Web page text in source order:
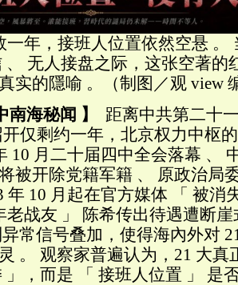
一年，接班人位置依然空悬 。
、 无人接盘之际，这张空著的
实的隱喻 。（制图／观 view
南海秘闻 】
距离中共第二十
开仅剩约一年，北京权力中枢
10 月二十届四中全会落幕 、
被开除党籍军籍 、 原政治局
年 10 月起在官方媒体 「 被消
老战友 」 陈希传出待遇遭断
常信号叠加，使得海內外对
。 观察家普遍认为，21 大真
」，而是 「 接班人位置 」 是